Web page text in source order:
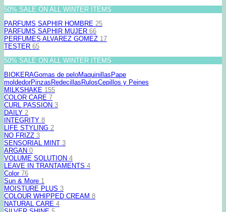
50% SALE ON ALL WINTER ITEMS
PARFUMS SAPHIR HOMBRE 25
PARFUMS SAPHIR MUJER 66
PERFUMES ALVAREZ GOMEZ 17
TESTER 65
50% SALE ON ALL WINTER ITEMS
BIOKERAGomas de peloMaquinillas Pape
moldedorPinzas Redecillas RulosCepillos y Peines
MILKSHAKE 155
COLOR CARE 7
CURL PASSION 3
DAILY 2
INTEGRITY 8
LIFE STYLING 2
NO FRIZZ 3
SENSORIAL MINT 3
ARGAN 0
VOLUME SOLUTION 4
LEAVE IN TRANTAMENTS 4
Color 76
Sun & More 1
MOISTURE PLUS 3
COLOUR WHIPPED CREAM 8
NATURAL CARE 4